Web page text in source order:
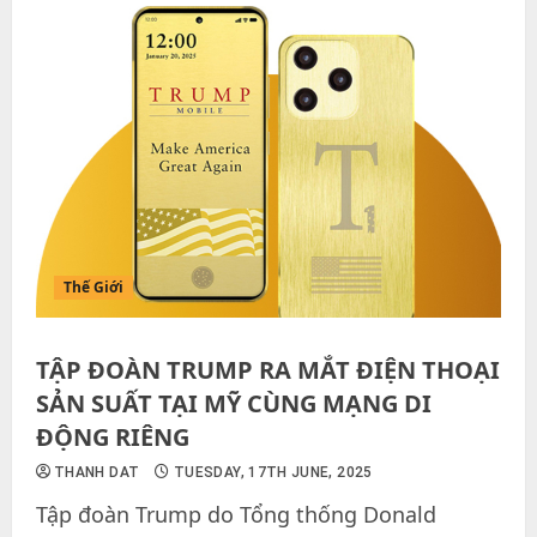
Thế Giới
TẬP ĐOÀN TRUMP RA MẮT ĐIỆN THOẠI
SẢN SUẤT TẠI MỸ CÙNG MẠNG DI
ĐỘNG RIÊNG
THANH DAT TUESDAY, 17TH JUNE, 2025
Tập đoàn Trump do Tổng thống Donald